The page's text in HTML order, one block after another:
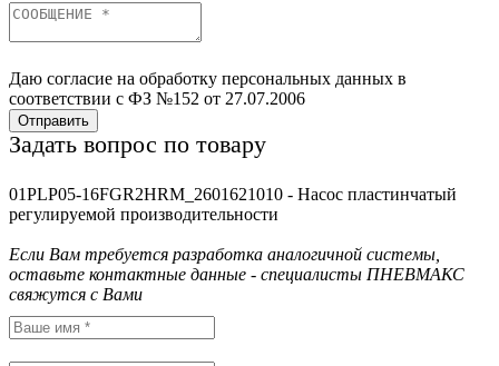
Даю согласие на обработку персональных данных в
соответствии с ФЗ №152 от 27.07.2006
Отправить
Задать вопрос по товару
01PLP05-16FGR2HRM_2601621010 - Насос пластинчатый
регулируемой производительности
Если Вам требуется разработка аналогичной системы,
оставьте контактные данные - специалисты ПНЕВМАКС
свяжутся с Вами